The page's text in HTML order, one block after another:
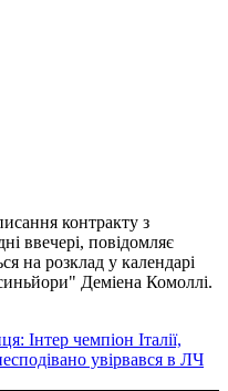
контракту з
ввечері, повідомляє
на розклад у календарі
Деміена Комоллі.
Інтер чемпіон Італії,
увірвався в ЛЧ